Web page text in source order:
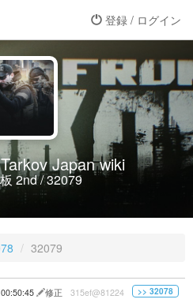
登録 / ログイン
Japan wiki
2nd / 32079
32079
修正 315ef@81224 >> 32078